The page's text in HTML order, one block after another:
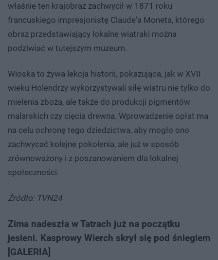
właśnie ten krajobraz zachwycił w 1871 roku
francuskiego impresjonistę Claude'a Moneta, którego
obraz przedstawiający lokalne wiatraki można
podziwiać w tutejszym muzeum.
Wioska to żywa lekcja historii, pokazująca, jak w XVII
wieku Holendrzy wykorzystywali siłę wiatru nie tylko do
mielenia zboża, ale także do produkcji pigmentów
malarskich czy cięcia drewna. Wprowadzenie opłat ma
na celu ochronę tego dziedzictwa, aby mogło ono
zachwycać kolejne pokolenia, ale już w sposób
zrównoważony i z poszanowaniem dla lokalnej
społeczności.
Źródło: TVN24
Zima nadeszła w Tatrach już na początku
jesieni. Kasprowy Wierch skrył się pod śniegiem
[GALERIA]